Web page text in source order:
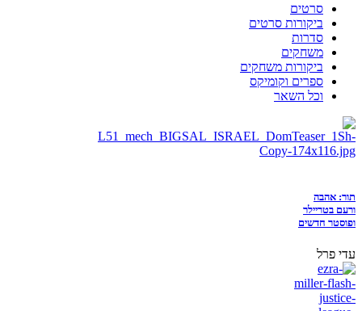
סרטים
ביקורות סרטים
סדרות
משחקים
ביקורות משחקים
ספרים וקומיקס
וכל השאר
תור: אהבה
ורעם בטריילר
ופוסטר חדשים
עדי פרל